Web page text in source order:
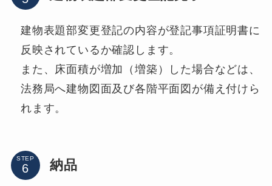
建物表題部変更登記の内容が登記事項証明書に
反映されているか確認します。
また、床面積が増加（増築）した場合などは、
法務局へ建物図面及び各階平面図が備え付けら
れます。
STEP 納品